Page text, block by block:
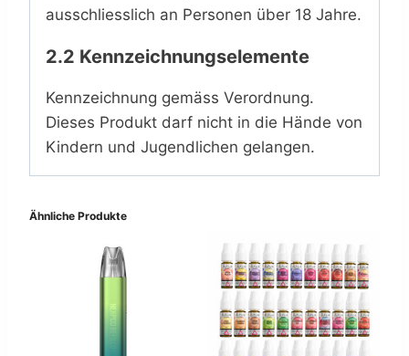
ausschliesslich an Personen über 18 Jahre.
2.2 Kennzeichnungselemente
Kennzeichnung gemäss Verordnung.
Dieses Produkt darf nicht in die Hände von
Kindern und Jugendlichen gelangen.
Ähnliche Produkte